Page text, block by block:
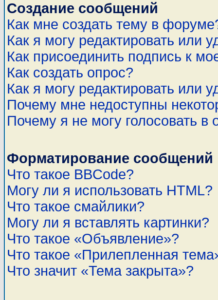
Создание сообщений
Как мне создать тему в
Как я могу редактировать или
Как присоединить подпись к
Как создать опрос?
Как я могу редактировать или
Почему мне недоступны
Почему я не могу голосовать в
Форматирование
Что такое BBCode?
Могу ли я использовать HTML?
Что такое смайлики?
Могу ли я вставлять картинки?
Что такое «Объявление»?
Что такое «Прилепленная
Что значит «Тема закрыта»?